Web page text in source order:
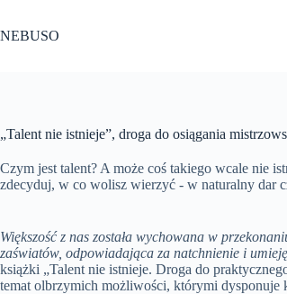
treści
NEBUSO
„Talent nie istnieje”, droga do osiągania
Czym jest talent? A może coś takiego wcale nie
zdecyduj, w co wolisz wierzyć - w naturalny dar
Większość z nas została wychowana w
zaświatów, odpowiadająca za natchnienie i
książki „Talent nie istnieje. Droga do
temat olbrzymich możliwości, którymi dysponuje